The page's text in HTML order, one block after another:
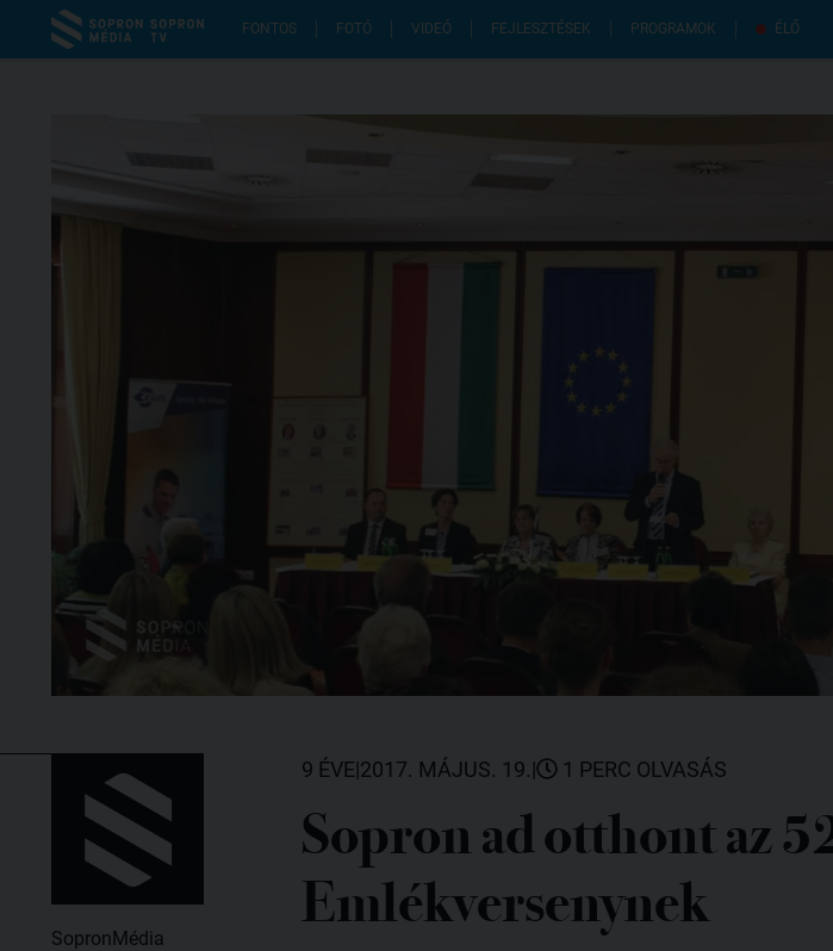
FONTOS FOTÓ VIDEÓ FEJLESZTÉSEK PROGRAMOK ÉLŐ
SopronMédia
9 ÉVE|2017. MÁJUS. 19.| 1 PERC OLVASÁS
Sopron ad otthont az
Emlékversenynek